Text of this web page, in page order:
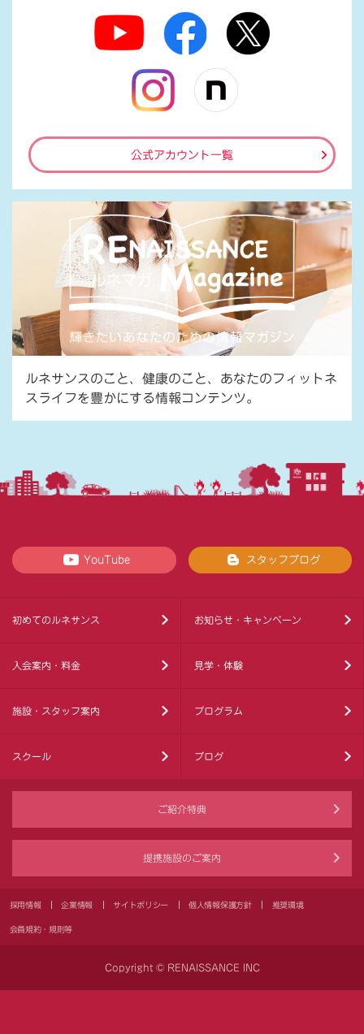
公式アカウント一覧
ルネサンスのこと、健康のこと、あなたのフィットネ
スライフを豊かにする情報コンテンツ。
YouTube スタッフブログ
初めてのルネサンス お知らせ・キャンペーン
入会案内・料金 見学・体験
施設・スタッフ案内 プログラム
スクール ブログ
ご紹介特典
提携施設のご案内
採用情報 企業情報 サイトポリシー 個人情報保護方針 推奨環境
会員規約・規則等
Copyright © RENAISSANCE INC